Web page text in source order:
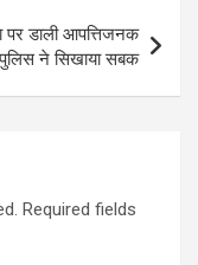
पर डाली आपत्तिजनक
पुलिस ने सिखाया सबक
Required fields